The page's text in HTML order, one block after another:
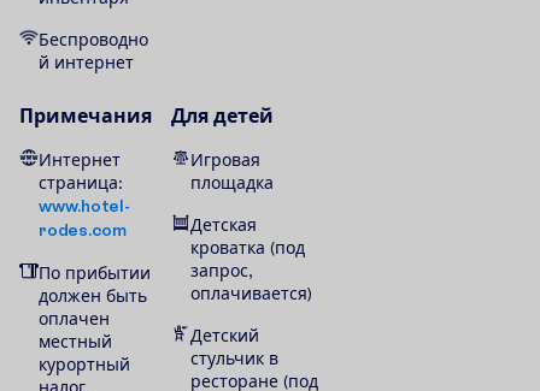
Беспроводно
й интернет
Примечания
Интернет
страница:
www.hotel-
rodes.com
По прибытии
должен быть
оплачен
местный
курортный
налог.
Для детей
Игровая
площадка
Детская
кроватка (под
запрос,
оплачивается)
Детский
стульчик в
ресторане (под